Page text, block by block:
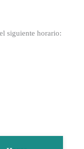
siguiente horario: